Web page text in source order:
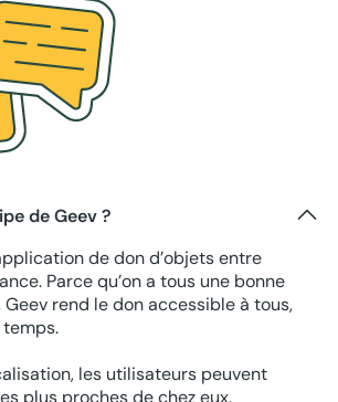
de Geev ?
de don d’objets entre
Parce qu’on a tous une bonne
rend le don accessible à tous,
les utilisateurs peuvent
plus proches de chez eux.